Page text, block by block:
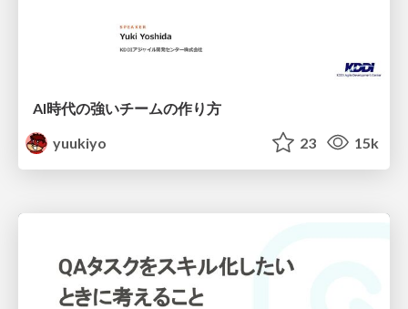
AI時代の強いチームの作り方
yuukiyo
23 15k